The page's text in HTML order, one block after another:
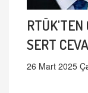
RTÜK'TEN
SERT
26 Mart 2025